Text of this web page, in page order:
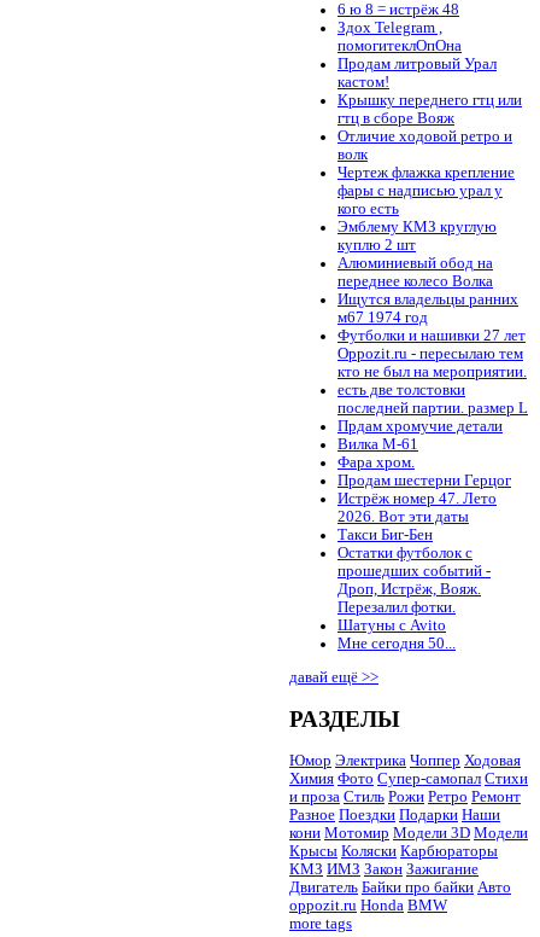
6 ю 8 = истрёж 48
Здох Telegram ,
помогитеклОпОна
Продам литровый Урал
кастом!
Крышку переднего гтц или
гтц в сборе Вояж
Отличие ходовой ретро и
волк
Чертеж флажка крепление
фары с надписью урал у
кого есть
Эмблему КМЗ круглую
куплю 2 шт
Алюминиевый обод на
переднее колесо Волка
Ищутся владельцы ранних
м67 1974 год
Футболки и нашивки 27 лет
Oppozit.ru - пересылаю тем
кто не был на мероприятии.
есть две толстовки
последней партии. размер L
Прдам хромучие детали
Вилка М-61
Фара хром.
Продам шестерни Герцог
Истрёж номер 47. Лето
2026. Вот эти даты
Такси Биг-Бен
Остатки футболок с
прошедших событий -
Дроп, Истрёж, Вояж.
Перезалил фотки.
Шатуны с Avito
Мне сегодня 50...
давай ещё >>
РАЗДЕЛЫ
Юмор Электрика Чоппер Ходовая
Химия Фото Супер-самопал Стихи
и проза Стиль Рожи Ретро Ремонт
Разное Поездки Подарки Наши
кони Мотомир Модели 3D Модели
Крысы Коляски Карбюраторы
КМЗ ИМЗ Закон Зажигание
Двигатель Байки про байки Авто
oppozit.ru Honda BMW
more tags